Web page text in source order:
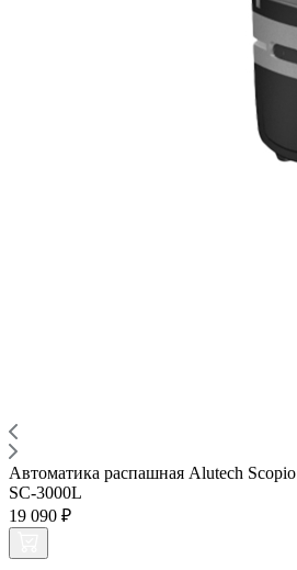
Автоматика распашная Alutech Scopio
SC-3000L
19 090 ₽